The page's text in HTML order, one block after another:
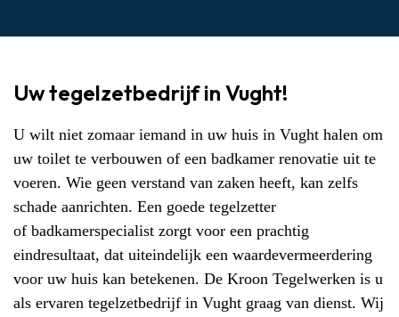
Uw tegelzetbedrijf in Vught!
U wilt niet zomaar iemand in uw huis in Vught halen om
uw toilet te verbouwen of een badkamer renovatie uit te
voeren. Wie geen verstand van zaken heeft, kan zelfs
schade aanrichten. Een goede tegelzetter
of badkamerspecialist zorgt voor een prachtig
eindresultaat, dat uiteindelijk een waardevermeerdering
voor uw huis kan betekenen. De Kroon Tegelwerken is u
als ervaren tegelzetbedrijf in Vught graag van dienst. Wij